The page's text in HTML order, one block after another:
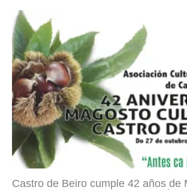
Castro de Beiro cumple 42 años de